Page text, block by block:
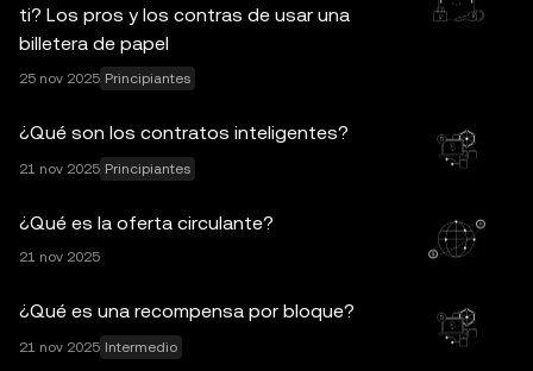
y la información estadística, en su caso) que aparece en
esta publicación se muestra únicamente con el propósito
de ofrecer una información general. Algunos contenidos
inteligencia artificial (IA). Aunque se han tomado todas las
precauciones razonables en la preparación de estos
los errores de hecho u omisión aquí expresados. OKX
Exchange no ofrece la OKX Web3 Wallet ni sus servicios
servicio del ecosistema Web3 de OKX
ti? Los pros y los contras de usar una
billetera de papel
25 nov 2025 Principiantes
¿Qué son los contratos inteligentes?
21 nov 2025 Principiantes
¿Qué es la oferta circulante?
21 nov 2025
¿Qué es una recompensa por bloque?
21 nov 2025 Intermedio